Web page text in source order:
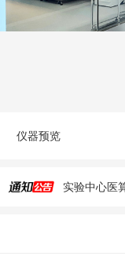
仪器预览
实验中心医